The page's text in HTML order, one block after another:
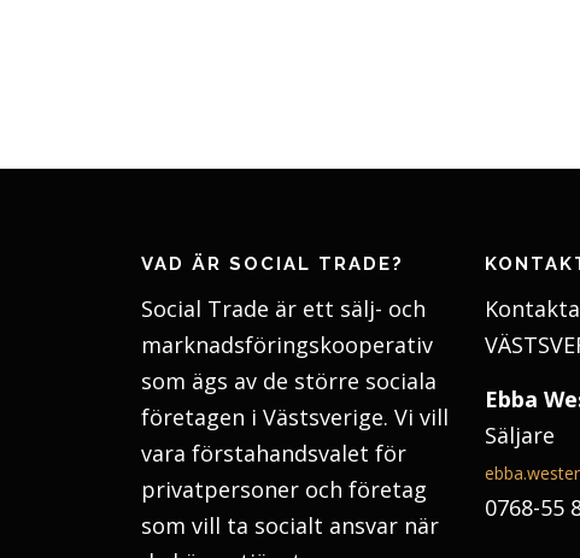
VAD ÄR SOCIAL TRADE?
Social Trade är ett sälj- och
marknadsföringskooperativ
som ägs av de större sociala
företagen i Västsverige. Vi vill
vara förstahandsvalet för
privatpersoner och företag
som vill ta socialt ansvar när
Ebba
Säljare
0768-55